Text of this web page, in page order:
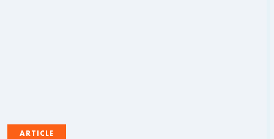
ARTICLE